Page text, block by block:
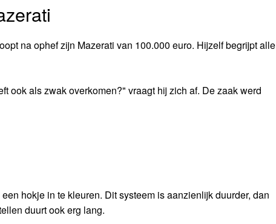
na ophef zijn Mazerati van 100.000 euro. Hijzelf begrijpt alle
ook als zwak overkomen?" vraagt hij zich af. De zaak werd
hokje in te kleuren. Dit systeem is aanzienlijk duurder, dan
duurt ook erg lang.